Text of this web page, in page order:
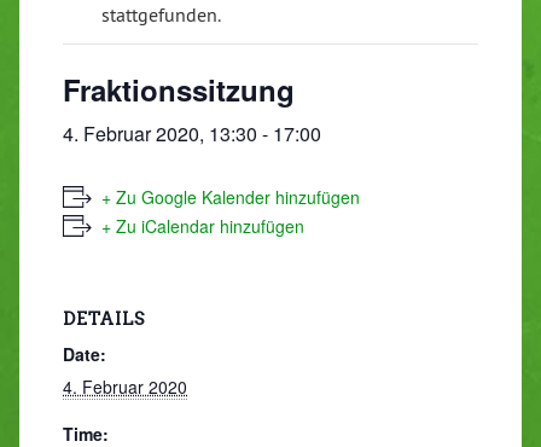
stattgefunden.
Fraktionssitzung
4. Februar 2020, 13:30 - 17:00
+ Zu Google Kalender hinzufügen
+ Zu iCalendar hinzufügen
DETAILS
Date:
4. Februar 2020
Time: